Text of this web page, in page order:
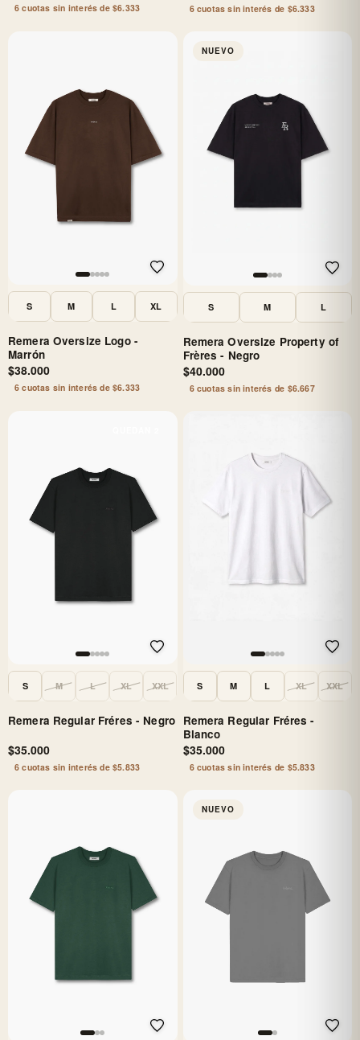
6 cuotas sin interés de $6.333 6 cuotas sin interés de $6.333
S M L XL
Remera Oversize Logo -
Marrón
$38.000
6 cuotas sin interés de $6.333
NUEVO
S M L
Remera Oversize Property of
Frères - Negro
$40.000
6 cuotas sin interés de $6.667
S M L XL XXL
Remera Regular Fréres - Negro
$35.000
6 cuotas sin interés de $5.833
S M L XL XXL
Remera Regular Fréres -
Blanco
$35.000
6 cuotas sin interés de $5.833
NUEVO